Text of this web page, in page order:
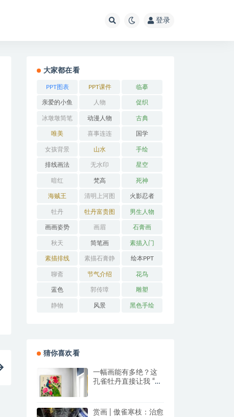
登录
大家都在看
PPT图表 PPT课件 临摹
亲爱的小鱼 人物 促织
冰墩墩简笔
画
动漫人物 古典
唯美 喜事连连 国学
女孩背景 山水 手绘
排线画法 无水印 星空
暗红 梵高 死神
海贼王 清明上河图 火影忍者
牡丹 牡丹富贵图 男生人物
画画姿势 画眉 石膏画
秋天 简笔画 素描入门
素描排线 素描石膏静
物
绘本PPT
聊斋 节气介绍 花鸟
蓝色 郭传璋 雕塑
静物 风景 黑色手绘
猜你喜欢看
一幅画能有多绝？这
孔雀牡丹直接让我 “哇
赏画 | 傲雀寒枝：治愈